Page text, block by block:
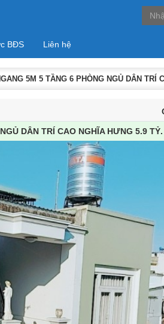
BĐS Liên hệ
5M 5 TẦNG 6 PHÒNG NGỦ DÂN TRÍ
DÂN TRÍ CAO NGHĨA HƯNG 5.9 TỶ.